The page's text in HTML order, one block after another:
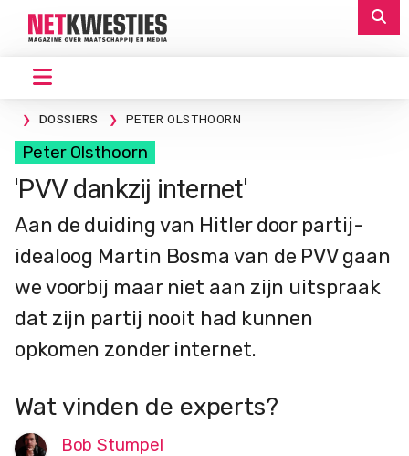
DOSSIERS PETER OLSTHOORN
Peter Olsthoorn
'PVV dankzij internet'
Aan de duiding van Hitler door partij-
idealoog Martin Bosma van de PVV gaan
we voorbij maar niet aan zijn uitspraak
dat zijn partij nooit had kunnen
opkomen zonder internet.
Wat vinden de experts?
Bob Stumpel